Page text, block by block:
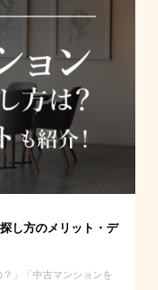
し方のメリット・デ
」「中古マンションを